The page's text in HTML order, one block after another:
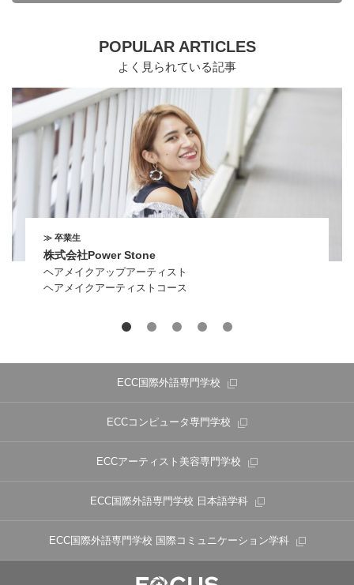
POPULAR ARTICLES
よく見られている記事
≫ 卒業生
株式会社Power Stone
ヘアメイクアップアーティスト
ヘアメイクアーティストコース
ECC国際外語専門学校
ECCコンピュータ専門学校
ECCアーティスト美容専門学校
ECC国際外語専門学校 日本語学科
ECC国際外語専門学校 国際コミュニケーション学科